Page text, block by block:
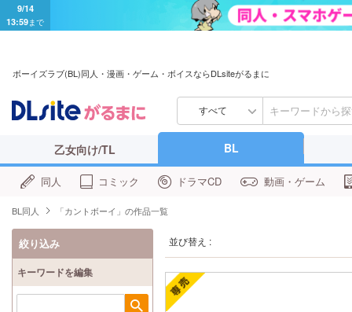
9/14
13:59まで
ボーイズラブ(BL)同人・漫画・ゲーム・ボイスならDLsiteがるまに
すべて
乙女向け/TL BL
同人 コミック ドラマCD 動画・ゲーム
BL同人 「カントボーイ」の作品一覧
並び替え :
絞り込み
キーワードを編集